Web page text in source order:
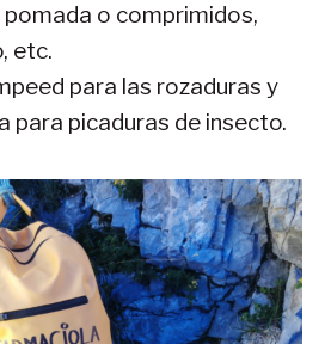
o comprimidos,
etc.
para las rozaduras y
para picaduras de insecto.